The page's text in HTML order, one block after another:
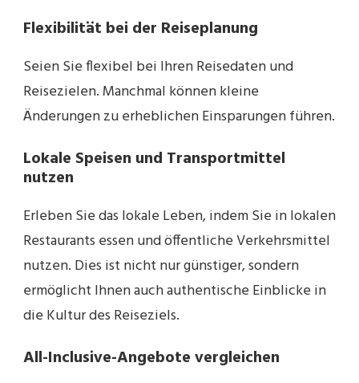
Flexibilität bei der Reiseplanung
Seien Sie flexibel bei Ihren Reisedaten und
Reisezielen. Manchmal können kleine
Änderungen zu erheblichen Einsparungen führen.
Lokale Speisen und Transportmittel
nutzen
Erleben Sie das lokale Leben, indem Sie in lokalen
Restaurants essen und öffentliche Verkehrsmittel
nutzen. Dies ist nicht nur günstiger, sondern
ermöglicht Ihnen auch authentische Einblicke in
die Kultur des Reiseziels.
All-Inclusive-Angebote vergleichen